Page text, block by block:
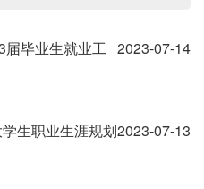
2023-07-14
届毕业生就业工
2023-07-13
生职业生涯规划